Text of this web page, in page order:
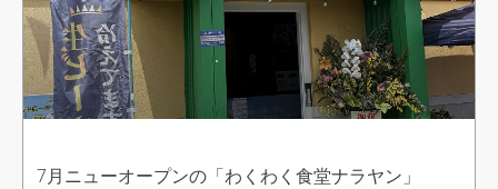
7月ニューオープンの「わくわく食堂ナラヤン」